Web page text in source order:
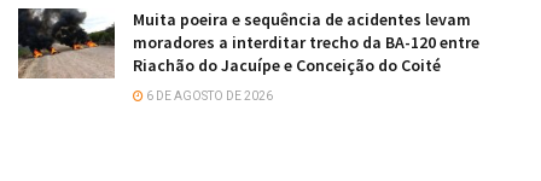
Muita poeira e sequência de acidentes levam
moradores a interditar trecho da BA-120 entre
Riachão do Jacuípe e Conceição do Coité
6 DE AGOSTO DE 2026